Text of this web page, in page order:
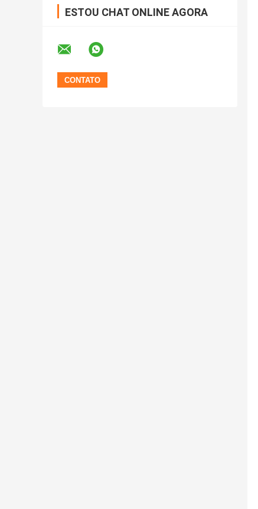
ESTOU CHAT ONLINE AGORA